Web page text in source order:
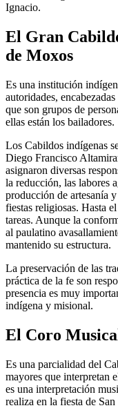
Ignacio.
El Gran
de Moxos
Es una institución
autoridades,
que son grupos de
ellas están los bailadores.
Los Cabildos indígenas
Diego Francisco
asignaron diversas
la reducción, las labores
producción de artesanía
fiestas religiosas. Hasta
tareas. Aunque la
al paulatino
mantenido su estructura.
La preservación de las
práctica de la fe son
presencia es muy
indígena y misional.
El Coro
Es una parcialidad del
mayores que interpretan
es una interpretación
realiza en la fiesta de